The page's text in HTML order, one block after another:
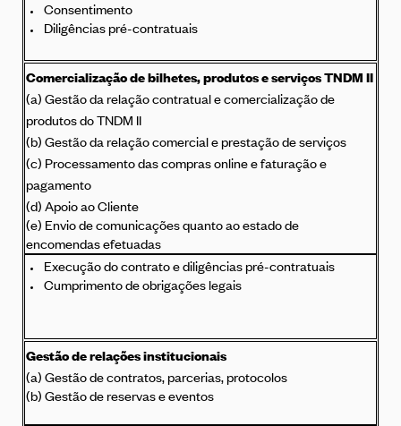
Consentimento
Diligências pré-contratuais
Comercialização de bilhetes, produtos e serviços TNDM II
(a) Gestão da relação contratual e comercialização de
produtos do TNDM II
(b) Gestão da relação comercial e prestação de serviços
(c) Processamento das compras online e faturação e
pagamento
(d) Apoio ao Cliente
(e) Envio de comunicações quanto ao estado de
encomendas efetuadas
Execução do contrato e diligências pré-contratuais
Cumprimento de obrigações legais
Gestão de relações institucionais
(a) Gestão de contratos, parcerias, protocolos
(b) Gestão de reservas e eventos